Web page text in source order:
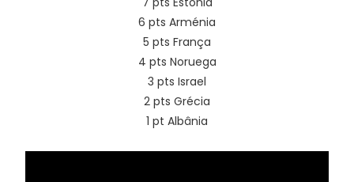
6 pts Arménia
5 pts França
4 pts Noruega
3 pts Israel
2 pts Grécia
1 pt Albânia